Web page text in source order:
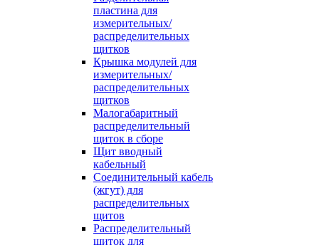
пластина для
измерительных/
распределительных
щитков
Крышка модулей для
измерительных/
распределительных
щитков
Малогабаритный
распределительный
щиток в сборе
Щит вводный
кабельный
Соединительный кабель
(жгут) для
распределительных
щитов
Распределительный
щиток для